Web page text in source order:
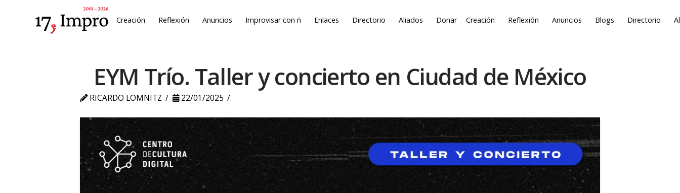
Creación Reflexión Anuncios Improvisar con ñ Enlaces Directorio Aliados Donar Creación Reflexión Anuncios Blogs Directorio
EYM Trío. Taller y concierto en Ciudad de México
RICARDO LOMNITZ 22/01/2025